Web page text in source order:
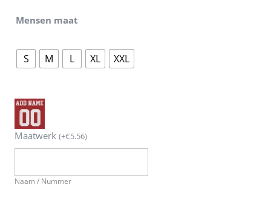
Mensen maat
S M L XL XXL
Maatwerk (+€5.56)
Naam / Nummer